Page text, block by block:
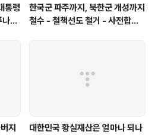
통령
호
한국군 파주까지, 북한군 개성까지
철수 - 철책선도 철거 - 사전합의
지
대한민국 황실재산은 얼마나 되나